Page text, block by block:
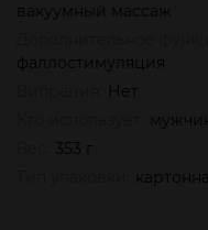
вакуумный массаж
фаллостимуляция
Нет
353 г